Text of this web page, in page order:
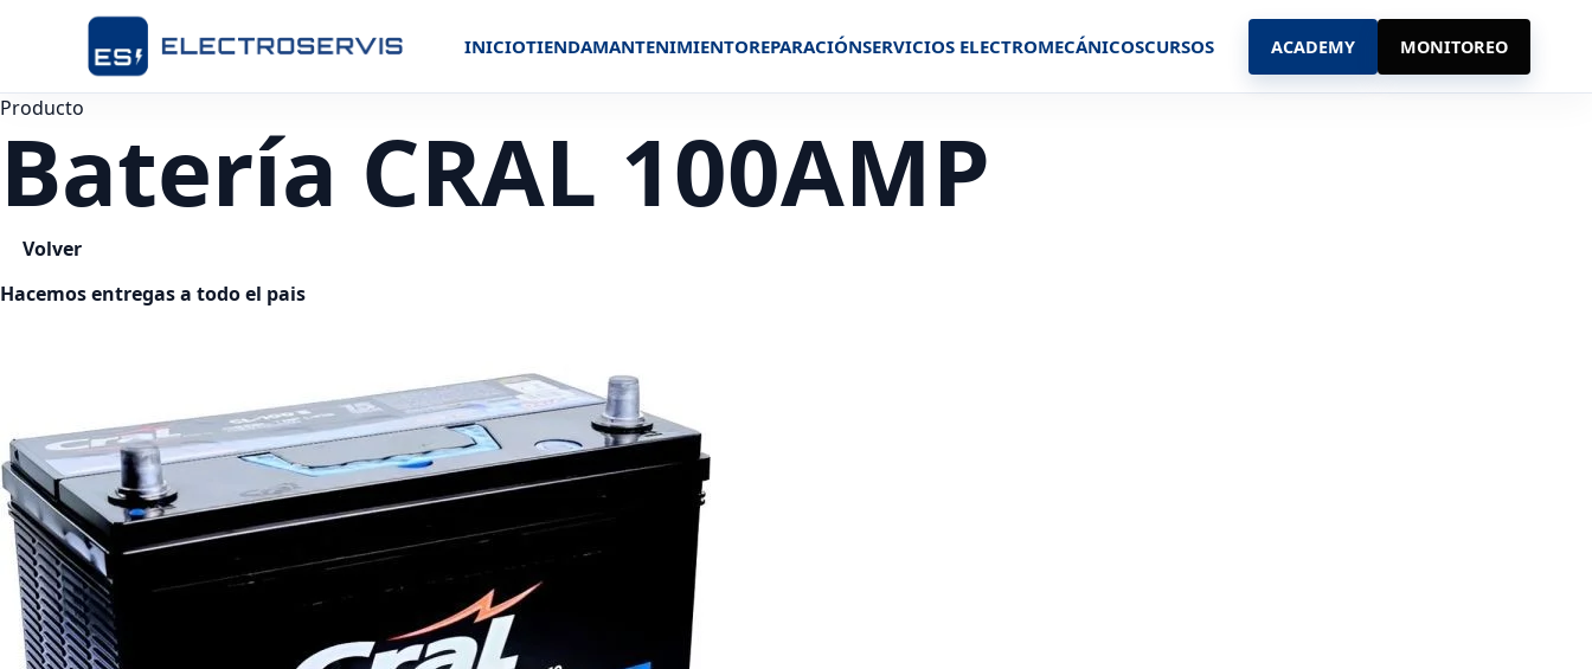
INICIOTIENDAMANTENIMIENTOREPARACIÓNSERVICIOS ELECTROMECÁNICOSCURSOS ACADEMY MONITOREO
Producto
Batería CRAL 100AMP
Volver
Hacemos entregas a todo el pais